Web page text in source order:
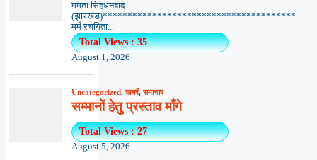
ममता सिंहधनबाद
(झारखंड)***************************************
मर्म रचयिता...
Total Views : 35
August 1, 2026
Uncategorized,खबरें,समाचार
सम्मानों हेतु प्रस्ताव माँगे
Total Views : 27
August 5, 2026